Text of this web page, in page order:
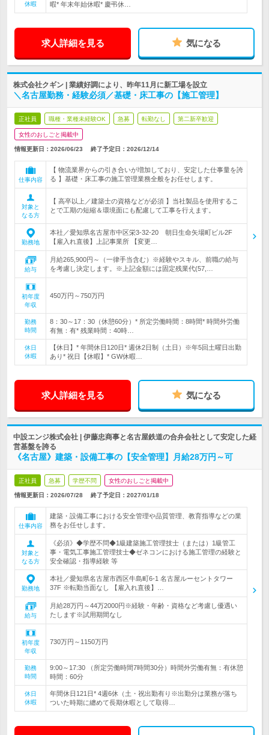
休暇
暇* 年末年始休暇* 慶弔休…
求人詳細を見る 気になる
株式会社クギン | 業績好調により、昨年11月に新工場を設立
＼名古屋勤務・経験必須／基礎・床工事の【施工管理】
正社員 職種・業種未経験OK 急募 転勤なし 第二新卒歓迎
女性のおしごと掲載中
情報更新日：2026/06/23 終了予定日： 2026/12/14
仕事内容
【 物流業界からの引き合いが増加しており、安定した仕事量を誇
る 】基礎・床工事の施工管理業務全般をお任せします。
対象と
なる方
【 高卒以上／建築士の資格などが必須 】当社製品を使用するこ
とで工期の短縮＆環境面にも配慮して工事を行えます。
勤務地
本社／愛知県名古屋市中区栄3-32-20 朝日生命矢場町ビル2F
【雇入れ直後】上記事業所 【変更…
給与
月給265,900円～（一律手当含む）※経験やスキル、前職の給与
を考慮し決定します。※上記金額には固定残業代(57,…
初年度
年収
450万円～750万円
勤務
時間
8：30～17：30（休憩60分）* 所定労働時間：8時間* 時間外労働
有無：有* 残業時間：40時…
休日
休暇
【休日】* 年間休日120日* 週休2日制（土日）※年5回土曜日出勤
あり* 祝日【休暇】* GW休暇…
求人詳細を見る 気になる
中設エンジ株式会社 | 伊藤忠商事と名古屋鉄道の合弁会社として安定した経
営基盤を誇る
《名古屋》建築・設備工事の【安全管理】月給28万円～可
正社員 急募 学歴不問 女性のおしごと掲載中
情報更新日：2026/07/28 終了予定日： 2027/01/18
仕事内容
建築・設備工事における安全管理や品質管理、教育指導などの業
務をお任せします。
対象と
なる方
《必須》◆学歴不問◆1級建築施工管理技士（または）1級管工
事・電気工事施工管理技士◆ゼネコンにおける施工管理の経験と
安全確認・指導経験 等
勤務地
本社／愛知県名古屋市西区牛島町6-1 名古屋ルーセントタワー
37F ※転勤当面なし 【雇入れ直後】…
給与
月給28万円～44万2000円※経験・年齢・資格など考慮し優遇い
たします※試用期間なし
初年度
年収
730万円～1150万円
勤務
時間
9:00～17:30 （所定労働時間7時間30分）時間外労働有無：有休憩
時間：60分
休日
休暇
年間休日121日* 4週6休（土・祝出勤有り※出勤分は業務が落ち
ついた時期に纏めて長期休暇として取得…